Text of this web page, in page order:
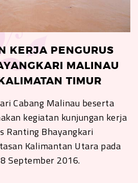
KERJA PENGURUS
MALINAU
TIMUR
Cabang Malinau beserta
kegiatan kunjungan kerja
Ranting Bhayangkari
Kalimantan Utara pada
September 2016.